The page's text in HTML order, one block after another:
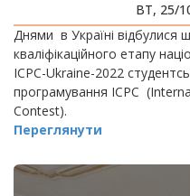
ВТ, 25/
Днями в Україні відбулися
кваліфікаційного етапу
ІСРС-Ukraine-2022
програмування ІСРС
Contest).
Переглянути